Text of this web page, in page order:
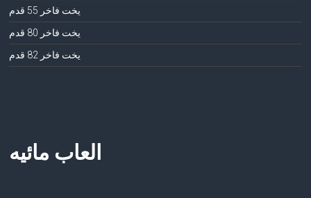
يخت فاخر 55 قدم
يخت فاخر 80 قدم
يخت فاخر 82 قدم
العاب مائيه